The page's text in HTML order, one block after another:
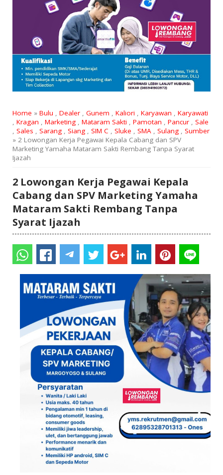
Home » Bulu , Dealer, Gunem , Kaliori , Karyawan , Karyawati
, Kragan , Marketing, Mataram Sakti , Pamotan , Pancur, Sale
, Sales , Sarang, Siang, SIM C , Sluke , SMA, Sulang, Sumber
» 2 Lowongan Kerja Pegawai Kepala Cabang dan SPV
Marketing Yamaha Mataram Sakti Rembang Tanpa Syarat
Ijazah
2 Lowongan Kerja Pegawai Kepala
Cabang dan SPV Marketing Yamaha
Mataram Sakti Rembang Tanpa
Syarat Ijazah